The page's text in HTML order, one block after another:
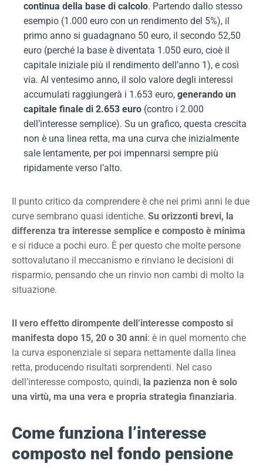
continua della base di calcolo. Partendo dallo stesso
esempio (1.000 euro con un rendimento del 5%), il
primo anno si guadagnano 50 euro, il secondo 52,50
euro (perché la base è diventata 1.050 euro, cioè il
capitale iniziale più il rendimento dell’anno 1), e così
via. Al ventesimo anno, il solo valore degli interessi
accumulati raggiungerà i 1.653 euro, generando un
capitale finale di 2.653 euro (contro i 2.000
dell’interesse semplice). Su un grafico, questa crescita
non è una linea retta, ma una curva che inizialmente
sale lentamente, per poi impennarsi sempre più
ripidamente verso l’alto.
Il punto critico da comprendere è che nei primi anni le due
curve sembrano quasi identiche. Su orizzonti brevi, la
differenza tra interesse semplice e composto è minima
e si riduce a pochi euro. È per questo che molte persone
sottovalutano il meccanismo e rinviano le decisioni di
risparmio, pensando che un rinvio non cambi di molto la
situazione.
Il vero effetto dirompente dell’interesse composto si
manifesta dopo 15, 20 o 30 anni: è in quel momento che
la curva esponenziale si separa nettamente dalla linea
retta, producendo risultati sorprendenti. Nel caso
dell’interesse composto, quindi, la pazienza non è solo
una virtù, ma una vera e propria strategia finanziaria.
Come funziona l’interesse
composto nel fondo pensione